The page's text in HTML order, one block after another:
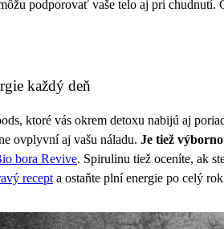
podporovať vaše telo aj pri chudnutí.
každý deň
ktoré vás okrem detoxu nabijú aj
ovplyvní aj vašu náladu. Je tiež
bora Revive. Spirulinu tiež oceníte, ak
recept a ostaňte plní energie po celý